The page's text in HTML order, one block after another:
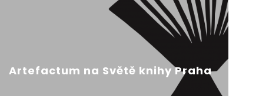
Artefactum na Světě knihy Praha